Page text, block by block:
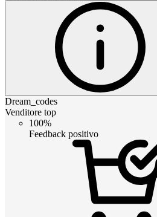
Dream_codes
Venditore top
100%
Feedback positivo